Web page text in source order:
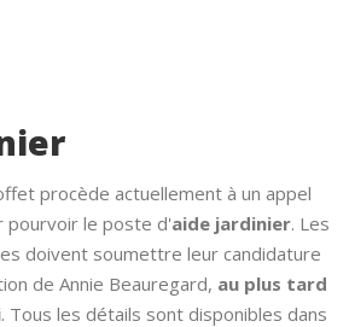
procède actuellement à un appel
pourvoir le poste d'aide jardinier. Les
doivent soumettre leur candidature
de Annie Beauregard, au plus tard
. Tous les détails sont disponibles dans